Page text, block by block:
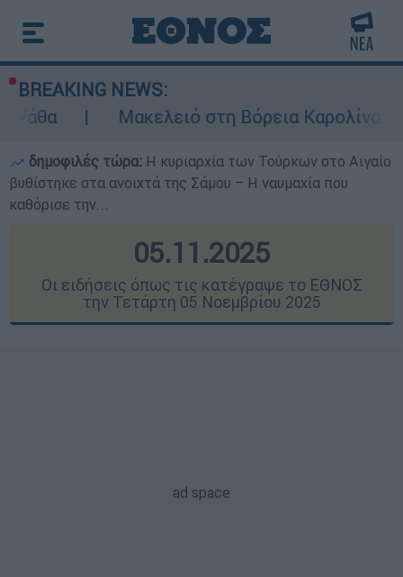
BREAKING NEWS:
Μακελειό στη Βόρεια Καρολίνα ύστερα από
δημοφιλές τώρα: Η κυριαρχία των Τούρκων στο Αιγαίο
βυθίστηκε στα ανοιχτά της Σάμου – Η ναυμαχία που
καθόρισε την...
05.11.2025
Οι ειδήσεις όπως τις κατέγραψε το ΕΘΝΟΣ
την Τετάρτη 05 Νοεμβρίου 2025